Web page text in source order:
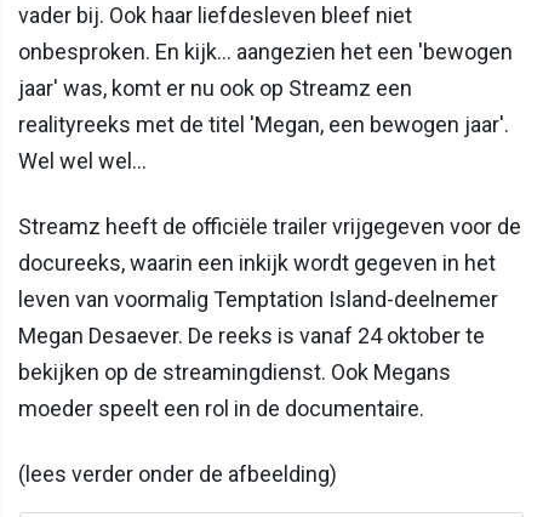
vader bij. Ook haar liefdesleven bleef niet
onbesproken. En kijk... aangezien het een 'bewogen
jaar' was, komt er nu ook op Streamz een
realityreeks met de titel 'Megan, een bewogen jaar'.
Wel wel wel...
Streamz heeft de officiële trailer vrijgegeven voor de
docureeks, waarin een inkijk wordt gegeven in het
leven van voormalig Temptation Island-deelnemer
Megan Desaever. De reeks is vanaf 24 oktober te
bekijken op de streamingdienst. Ook Megans
moeder speelt een rol in de documentaire.
(lees verder onder de afbeelding)